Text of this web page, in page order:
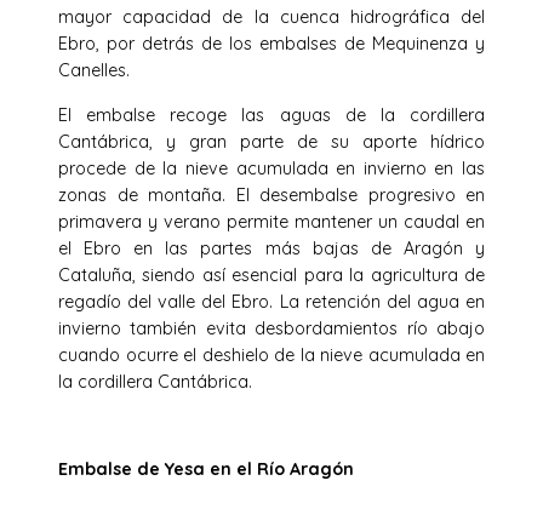
mayor capacidad de la cuenca hidrográfica del
Ebro, por detrás de los embalses de Mequinenza y
Canelles.
El embalse recoge las aguas de la cordillera
Cantábrica, y gran parte de su aporte hídrico
procede de la nieve acumulada en invierno en las
zonas de montaña. El desembalse progresivo en
primavera y verano permite mantener un caudal en
el Ebro en las partes más bajas de Aragón y
Cataluña, siendo así esencial para la agricultura de
regadío del valle del Ebro. La retención del agua en
invierno también evita desbordamientos río abajo
cuando ocurre el deshielo de la nieve acumulada en
la cordillera Cantábrica.
Embalse de Yesa en el Río Aragón